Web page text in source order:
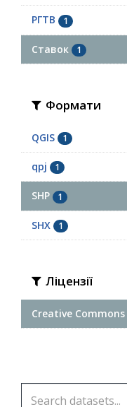
РГТВ 1
Ставок 1
Формати
QGIS 1
qpj 1
SHP 1
SHX 1
Ліцензії
Creative